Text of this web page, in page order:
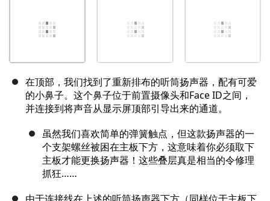
在顶部，我们找到了重新排布的听筒扬声器，配有可爱
的小鼻子。这个鼻子位于前置摄像头和Face ID之间，
并连接到将声音从显示屏顶部引导出来的通道。
虽然我们喜欢简单的弹簧触点，但这款扬声器的一
个支架螺丝被困在主板下方，这意味着你必须取下
主板才能更换扬声器！这些叠层真是相当的令修理
抓狂……